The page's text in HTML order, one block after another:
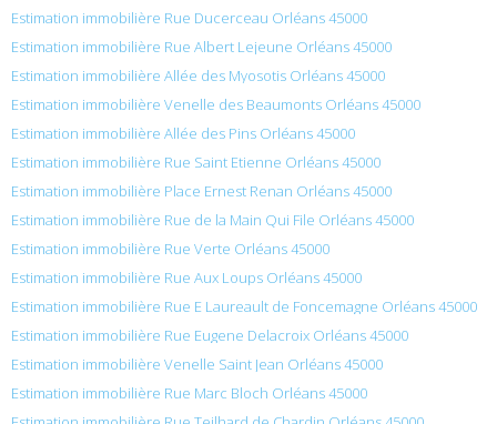
Estimation immobilière Rue Ducerceau Orléans 45000
Estimation immobilière Rue Albert Lejeune Orléans 45000
Estimation immobilière Allée des Myosotis Orléans 45000
Estimation immobilière Venelle des Beaumonts Orléans 45000
Estimation immobilière Allée des Pins Orléans 45000
Estimation immobilière Rue Saint Etienne Orléans 45000
Estimation immobilière Place Ernest Renan Orléans 45000
Estimation immobilière Rue de la Main Qui File Orléans 45000
Estimation immobilière Rue Verte Orléans 45000
Estimation immobilière Rue Aux Loups Orléans 45000
Estimation immobilière Rue E Laureault de Foncemagne Orléans 45000
Estimation immobilière Rue Eugene Delacroix Orléans 45000
Estimation immobilière Venelle Saint Jean Orléans 45000
Estimation immobilière Rue Marc Bloch Orléans 45000